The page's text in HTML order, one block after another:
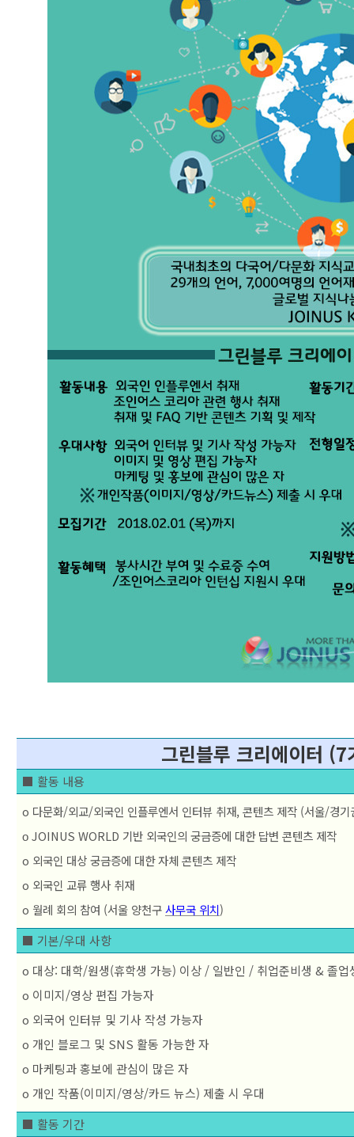
그린블루 크리에이터
■ 활동 내용
o 다문화/외교/외국인 인플루엔서 인터뷰 취재, 콘텐츠 제작 (서울/경기
o JOINUS WORLD 기반 외국인의 궁금증에 대한 답변 콘텐츠 제작
o 외국인 대상 궁금증에 대한 자체 콘텐츠 제작
o 외국인 교류 행사 취재
o 월례 회의 참여 (서울 양천구 사무국 위치)
■ 기본/우대 사항
o 대상: 대학/원생(휴학생 가능) 이상 / 일반인 / 취업준비생 & 졸업
o 이미지/영상 편집 가능자
o 외국어 인터뷰 및 기사 작성 가능자
o 개인 블로그 및 SNS 활동 가능한 자
o 마케팅과 홍보에 관심이 많은 자
o 개인 작품(이미지/영상/카드 뉴스) 제출 시 우대
■ 활동 기간